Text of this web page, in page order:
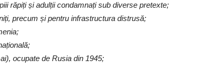
răpiți și adulții condamnați sub diverse pretexte;
precum și pentru infrastructura distrusă;
ocupate de Rusia din 1945;